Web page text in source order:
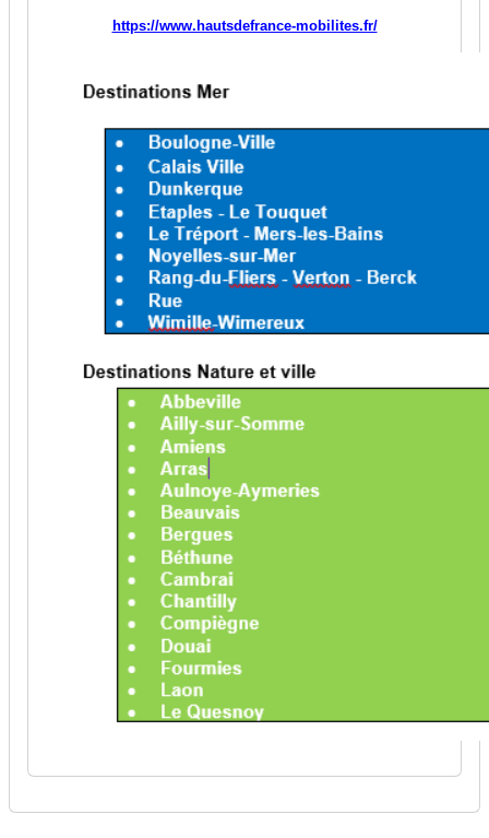
https://www.hautsdefrance-mobilites.fr/